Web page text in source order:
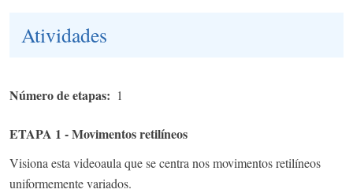
Atividades
Número de etapas 1
ETAPA 1 - Movimentos retilíneos
Visiona esta videoaula que se centra nos movimentos retilíneos
uniformemente variados.